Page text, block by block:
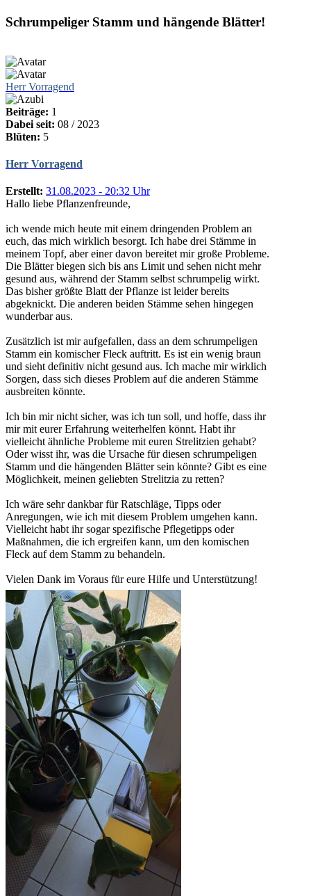
Schrumpeliger Stamm und hängende Blätter!
Herr Vorragend
Beiträge: 1
Dabei seit: 08 / 2023
Blüten: 5
Herr Vorragend
Erstellt: 31.08.2023 - 20:32 Uhr
Hallo liebe Pflanzenfreunde,
ich wende mich heute mit einem dringenden Problem an
euch, das mich wirklich besorgt. Ich habe drei Stämme in
meinem Topf, aber einer davon bereitet mir große Probleme.
Die Blätter biegen sich bis ans Limit und sehen nicht mehr
gesund aus, während der Stamm selbst schrumpelig wirkt.
Das bisher größte Blatt der Pflanze ist leider bereits
abgeknickt. Die anderen beiden Stämme sehen hingegen
wunderbar aus.
Zusätzlich ist mir aufgefallen, dass an dem schrumpeligen
Stamm ein komischer Fleck auftritt. Es ist ein wenig braun
und sieht definitiv nicht gesund aus. Ich mache mir wirklich
Sorgen, dass sich dieses Problem auf die anderen Stämme
ausbreiten könnte.
Ich bin mir nicht sicher, was ich tun soll, und hoffe, dass ihr
mir mit eurer Erfahrung weiterhelfen könnt. Habt ihr
vielleicht ähnliche Probleme mit euren Strelitzien gehabt?
Oder wisst ihr, was die Ursache für diesen schrumpeligen
Stamm und die hängenden Blätter sein könnte? Gibt es eine
Möglichkeit, meinen geliebten Strelitzia zu retten?
Ich wäre sehr dankbar für Ratschläge, Tipps oder
Anregungen, wie ich mit diesem Problem umgehen kann.
Vielleicht habt ihr sogar spezifische Pflegetipps oder
Maßnahmen, die ich ergreifen kann, um den komischen
Fleck auf dem Stamm zu behandeln.
Vielen Dank im Voraus für eure Hilfe und Unterstützung!